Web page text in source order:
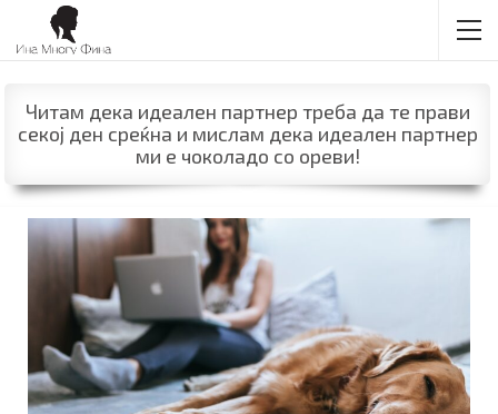
Читам дека идеален партнер треба да те прави
секој ден среќна и мислам дека идеален партнер
ми е чоколадо со ореви!